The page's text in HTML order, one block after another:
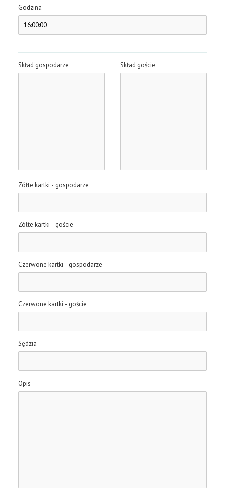
Godzina
Skład gospodarze Skład goście
Zółte kartki - gospodarze
Zółte kartki - goście
Czerwone kartki - gospodarze
Czerwone kartki - goście
Sędzia
Opis